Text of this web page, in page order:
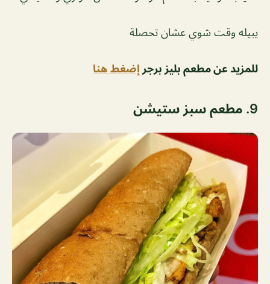
يبيله وقت شوي عشان تحصلة
للمزيد عن مطعم بليز برجر إضغط هنا
9. مطعم سبز ستيشن